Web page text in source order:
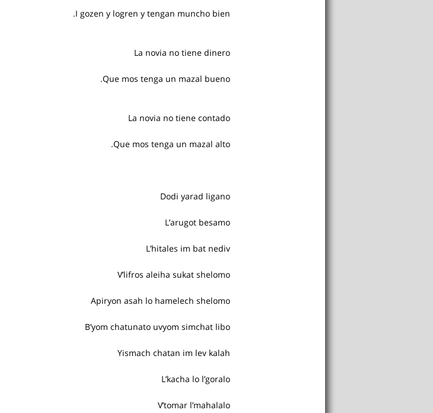
I gozen y logren y tengan muncho bien.
La novia no tiene dinero
Que mos tenga un mazal bueno.
La novia no tiene contado
Que mos tenga un mazal alto.
Dodi yarad ligano
L’arugot besamo
L’hitales im bat nediv
V’lifros aleiha sukat shelomo
Apiryon asah lo hamelech shelomo
B’yom chatunato uvyom simchat libo
Yismach chatan im lev kalah
L’kacha lo l’goralo
V’tomar l’mahalalo